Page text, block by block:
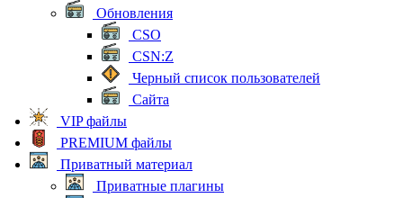
Обновления
CSO
CSN:Z
Черный список пользователей
Сайта
VIP файлы
PREMIUM файлы
Приватный материал
Приватные плагины